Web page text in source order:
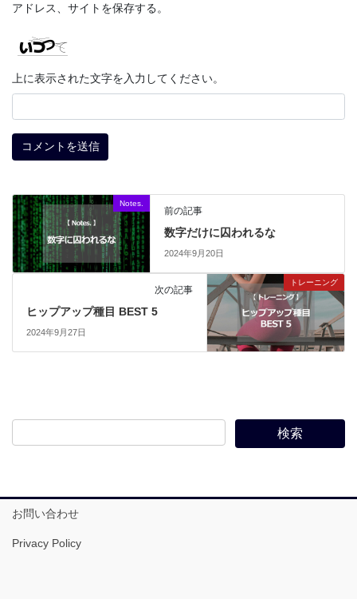
アドレス、サイトを保存する。
上に表示された文字を入力してください。
Notes.
前の記事
数字だけに囚われるな
2024年9月20日
トレーニング
次の記事
ヒップアップ種目 BEST 5
2024年9月27日
お問い合わせ
Privacy Policy